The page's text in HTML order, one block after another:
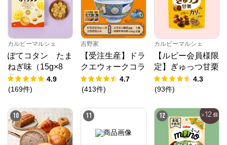
カルビーマルシェ
ぽてコタン たま
ねぎ味（15g×8
袋）
4.9
(169件)
吉野家
【受注生産】ドラ
クエウォークコラ
ボセット
4.7
(413件)
カルビーマルシェ
【ルビー会員様限
定】ぎゅっつ甘栗
（26g×12個）
4.3
(93件)
10 11 12